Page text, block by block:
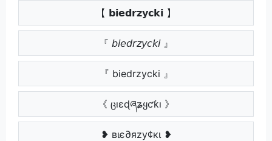
【 𝗯𝗶𝗲𝗱𝗿𝘇𝘆𝗰𝗸𝗶 】
『 𝘣𝘪𝘦𝘥𝘳𝘻𝘺𝘤𝘬𝘪 』
『 biedrzycki 』
《 ცıɛɖཞʑყƈƙı 》
❥ вιє∂яzу¢кι ❥